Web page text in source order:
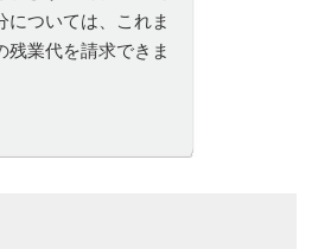
については、これま
残業代を請求できま